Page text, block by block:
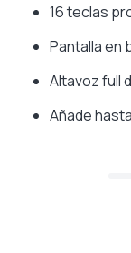
16 teclas
Pantalla en
Altavoz full
Añade